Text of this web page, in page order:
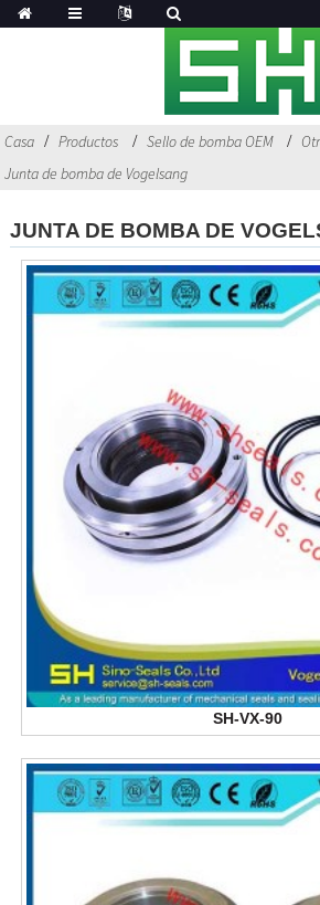
Casa Productos Sello de bomba OEM
Junta de bomba de Vogelsang
JUNTA DE BOMBA DE
SH-VX-90